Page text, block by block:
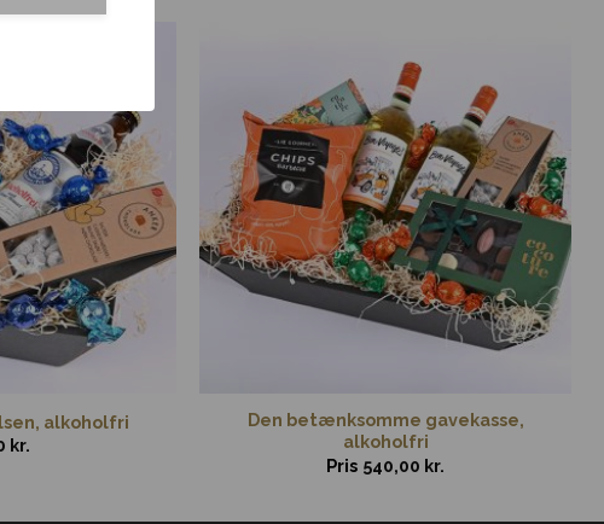
alkoholfri
kr.
Den betænksomme gavekasse,
alkoholfri
Pris 540,00 kr.